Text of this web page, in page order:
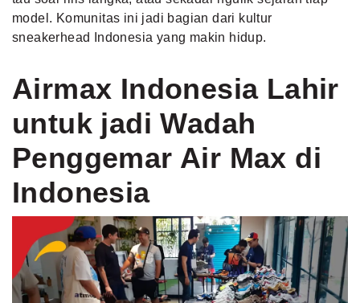
model. Komunitas ini jadi bagian dari kultur
sneakerhead Indonesia yang makin hidup.
Airmax Indonesia Lahir
untuk jadi Wadah
Penggemar Air Max di
Indonesia